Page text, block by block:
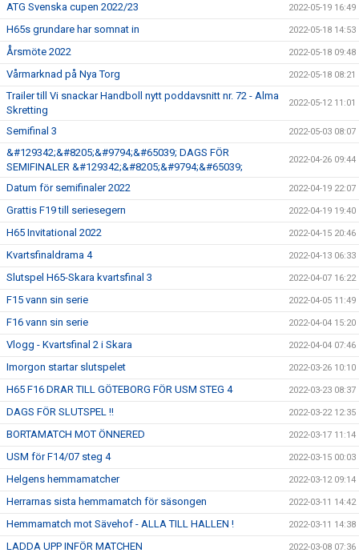
ATG Svenska cupen 2022/23 2022-05-19 16:49
H65s grundare har somnat in 2022-05-18 14:53
Årsmöte 2022 2022-05-18 09:48
Vårmarknad på Nya Torg 2022-05-18 08:21
Trailer till Vi snackar Handboll nytt poddavsnitt nr. 72 - Alma
Skretting
2022-05-12 11:01
Semifinal 3 2022-05-03 08:07
&#129342;&#8205;&#9794;&#65039; DAGS FÖR
SEMIFINALER &#129342;&#8205;&#9794;&#65039;
2022-04-26 09:44
Datum för semifinaler 2022 2022-04-19 22:07
Grattis F19 till seriesegern 2022-04-19 19:40
H65 Invitational 2022 2022-04-15 20:46
Kvartsfinaldrama 4 2022-04-13 06:33
Slutspel H65-Skara kvartsfinal 3 2022-04-07 16:22
F15 vann sin serie 2022-04-05 11:49
F16 vann sin serie 2022-04-04 15:20
Vlogg - Kvartsfinal 2 i Skara 2022-04-04 07:46
Imorgon startar slutspelet 2022-03-26 10:10
H65 F16 DRAR TILL GÖTEBORG FÖR USM STEG 4 2022-03-23 08:37
DAGS FÖR SLUTSPEL !! 2022-03-22 12:35
BORTAMATCH MOT ÖNNERED 2022-03-17 11:14
USM för F14/07 steg 4 2022-03-15 00:03
Helgens hemmamatcher 2022-03-12 09:14
Herrarnas sista hemmamatch för säsongen 2022-03-11 14:42
Hemmamatch mot Sävehof - ALLA TILL HALLEN ! 2022-03-11 14:38
LADDA UPP INFÖR MATCHEN 2022-03-08 07:36